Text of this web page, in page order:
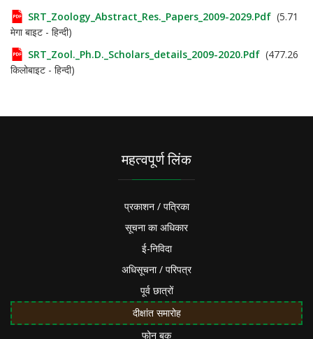
SRT_Zoology_Abstract_Res._Papers_2009-2029.pdf (5.71
मेगा बाइट - हिन्दी)
SRT_Zool._Ph.D._Scholars_details_2009-2020.pdf (477.26
किलोबाइट - हिन्दी)
महत्वपूर्ण लिंक
प्रकाशन / पत्रिका
सूचना का अधिकार
ई-निविदा
अधिसूचना / परिपत्र
पूर्व छात्रों
दीक्षांत समारोह
फोन बुक